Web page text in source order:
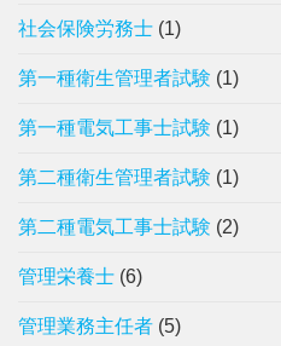
社会保険労務士 (1)
第一種衛生管理者試験 (1)
第一種電気工事士試験 (1)
第二種衛生管理者試験 (1)
第二種電気工事士試験 (2)
管理栄養士 (6)
管理業務主任者 (5)